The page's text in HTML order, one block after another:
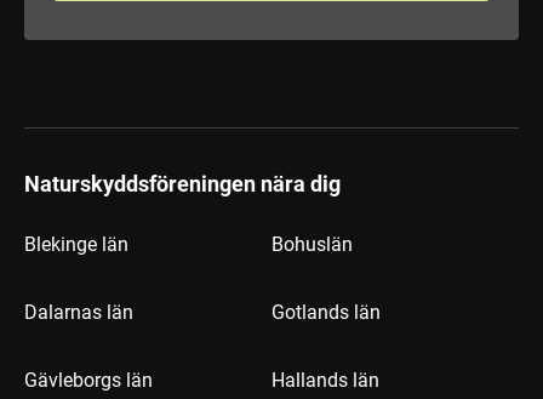
Naturskyddsföreningen nära dig
Blekinge län Bohuslän
Dalarnas län Gotlands län
Gävleborgs län Hallands län